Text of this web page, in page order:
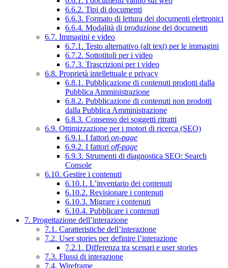
6.6.2. Tipi di documenti
6.6.3. Formato di lettura dei documenti elettronici
6.6.4. Modalità di produzione dei documenti
6.7. Immagini e video
6.7.1. Testo alternativo (alt text) per le immagini
6.7.2. Sottotitoli per i video
6.7.3. Trascrizioni per i video
6.8. Proprietà intellettuale e privacy
6.8.1. Pubblicazione di contenuti prodotti dalla
Pubblica Amministrazione
6.8.2. Pubblicazione di contenuti non prodotti
dalla Pubblica Amministrazione
6.8.3. Consenso dei soggetti ritratti
6.9. Ottimizzazione per i motori di ricerca (SEO)
6.9.1. I fattori on-page
6.9.2. I fattori off-page
6.9.3. Strumenti di diagnostica SEO: Search
Console
6.10. Gestire i contenuti
6.10.1. L’inventario dei contenuti
6.10.2. Revisionare i contenuti
6.10.3. Migrare i contenuti
6.10.4. Pubblicare i contenuti
7. Progettazione dell’interazione
7.1. Caratteristiche dell’interazione
7.2. User stories per definire l’interazione
7.2.1. Differenza tra scenari e user stories
7.3. Flussi di interazione
7.4. Wireframe